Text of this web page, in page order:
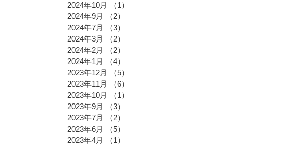
2024年10月
（1）
2024年9月
（2）
2024年7月
（3）
2024年3月
（2）
2024年2月
（2）
2024年1月
（4）
2023年12月
（5）
2023年11月
（6）
2023年10月
（1）
2023年9月
（3）
2023年7月
（2）
2023年6月
（5）
2023年4月
（1）